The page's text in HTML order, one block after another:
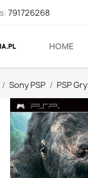
791726268
HOME
Sony PSP PSP Gry